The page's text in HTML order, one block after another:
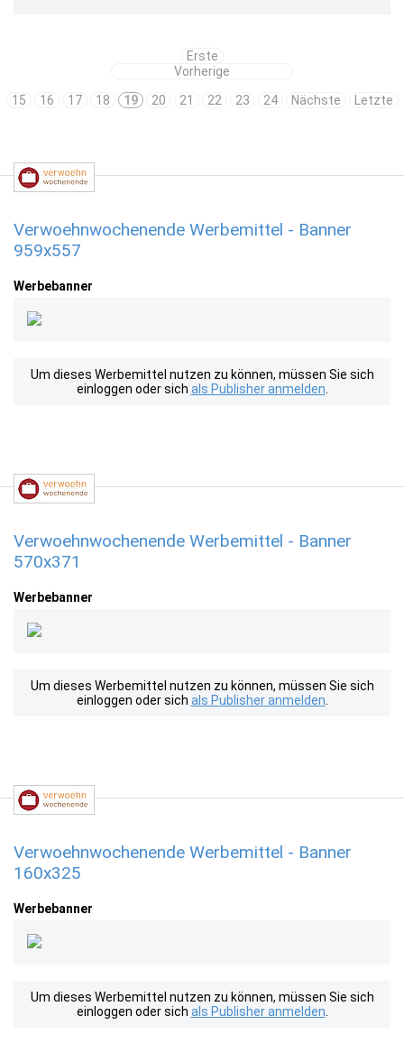
Erste
Vorherige
15
16 17 18 19 20 21 22 23 24 Nächste Letzte
Verwoehnwochenende Werbemittel - Banner
959x557
Werbebanner
Um dieses Werbemittel nutzen zu können, müssen Sie sich
einloggen oder sich als Publisher anmelden
Verwoehnwochenende Werbemittel - Banner
570x371
Werbebanner
Um dieses Werbemittel nutzen zu können, müssen Sie sich
einloggen oder sich als Publisher anmelden
Verwoehnwochenende Werbemittel - Banner
160x325
Werbebanner
Um dieses Werbemittel nutzen zu können, müssen Sie sich
einloggen oder sich als Publisher anmelden